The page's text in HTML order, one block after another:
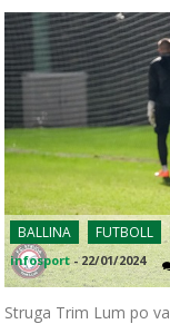
BALLINA FUTBOLL
infosport -22/01/2024
Struga Trim Lum po